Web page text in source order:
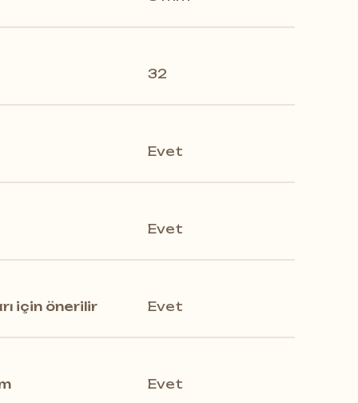
32
Evet
Evet
için önerilir Evet
Evet
ve yalnızca A tahtalarından